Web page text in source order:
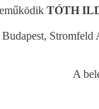
TÓTH
Stromfeld
A